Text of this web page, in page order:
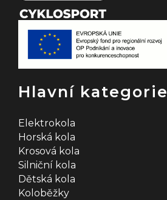
Hlavní kategorie
Elektrokola
Horská kola
Krosová kola
Silniční kola
Dětská kola
Koloběžky